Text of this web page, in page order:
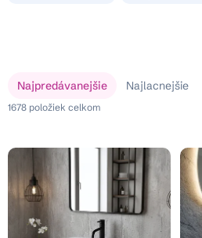
d
n
e
Najpredávanejšie Najlacnejšie
1678 položiek celkom
p
s
r
o